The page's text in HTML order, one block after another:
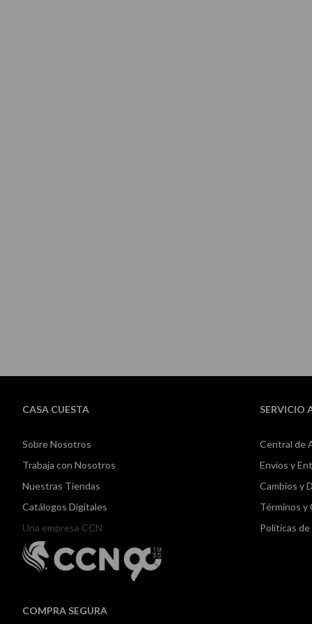
CASA CUESTA
Sobre Nosotros
Trabaja con Nosotros
Nuestras Tiendas
Catálogos Digitales
Una empresa CCN
COMPRA SEGURA
SERVICIO
Central de
Envíos y
Cambios y
Términos y
Políticas